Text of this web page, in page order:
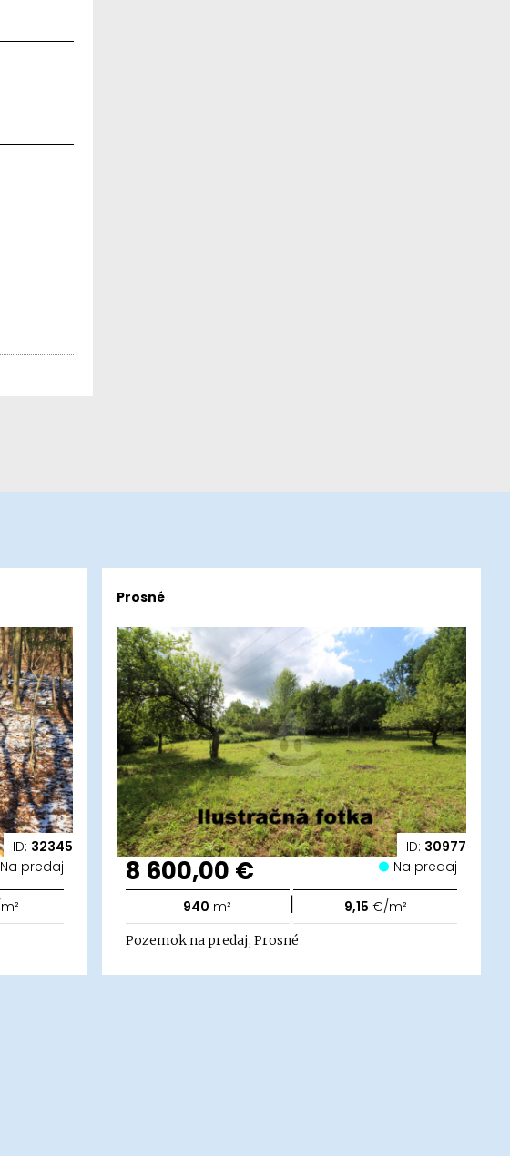
ID: 32345
Na predaj
ID: 30977
Prosné
8 600,00 € Na predaj
940 m² | 9,15 €/m²
Pozemok na predaj, Prosné